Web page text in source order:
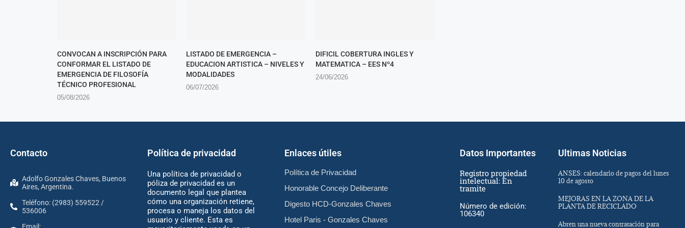
CONVOCAN A INSCRIPCIÓN PARA
CONFORMAR EL LISTADO DE
EMERGENCIA DE FILOSOFÍA
TÉCNICO PROFESIONAL
05/08/2026
LISTADO DE EMERGENCIA –
EDUCACION ARTISTICA – NIVELES Y
MODALIDADES
06/07/2026
DIFICIL COBERTURA INGLES Y
MATEMATICA – EES Nº4
24/06/2026
Contacto
Adolfo Gonzales Chaves, Buenos
Aires, Argentina.
Teléfono: (2983) 559522 /
536006
Política de privacidad
Una política de privacidad o
póliza de privacidad es un
documento legal que plantea
cómo una organización retiene,
procesa o maneja los datos del
usuario y cliente. Esta es
Enlaces útiles
Política de Privacidad
Honorable Concejo Deliberante
Digesto HCD-Gonzales Chaves
Hotel Paris - Gonzales Chaves
Datos Importantes
Registro propiedad
intelectual: En
tramite
Número de edición:
106340
Ultimas Noticias
ANSES: calendario de pagos del lunes
10 de agosto
MEJORAS EN LA ZONA DE LA
PLANTA DE RECICLADO
Abren una nueva contratación para